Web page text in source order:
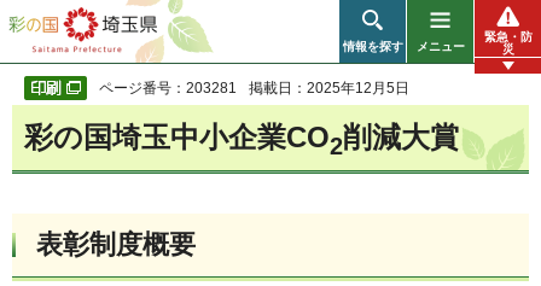
彩の国 埼玉県
情報を探す メニュー
緊急・防
災
ページ番号：203281 掲載日：2025年12月5日
彩の国埼玉中小企業CO2削減大賞
表彰制度概要